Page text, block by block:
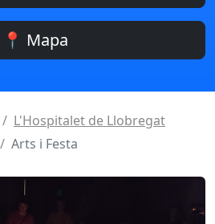
📍 Mapa
L'Hospitalet de Llobregat
Arts i Festa